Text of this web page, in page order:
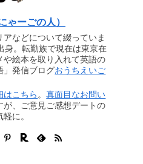
ゃーごの人）
などについて綴っていま
身。転勤族で現在は東京在
絵本を取り入れて英語の
」発信ブログおうちえいご
はこちら。真面目なお問い
が、ご意見ご感想デートの
に。